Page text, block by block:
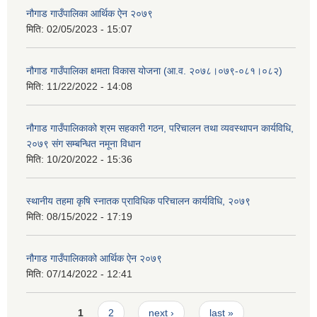
नौगाड गाउँपालिका आर्थिक ऐन २०७९
मिति: 02/05/2023 - 15:07
नौगाड गाउँपालिका क्षमता विकास योजना (आ.व. २०७८।०७९-०८१।०८२)
मिति: 11/22/2022 - 14:08
नौगाड गाउँपालिकाको श्रम सहकारी गठन, परिचालन तथा व्यवस्थापन कार्यविधि,
२०७९ संग सम्बन्धित नमूना विधान
मिति: 10/20/2022 - 15:36
स्थानीय तहमा कृषि स्नातक प्राविधिक परिचालन कार्यविधि, २०७९
मिति: 08/15/2022 - 17:19
नौगाड गाउँपालिकाको आर्थिक ऐन २०७९
मिति: 07/14/2022 - 12:41
Pages1 2 next › last »